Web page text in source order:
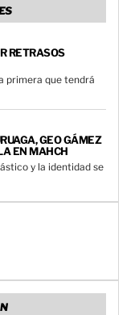
RETRASOS
primera que tendrá
GEO GÁMEZ
EN MAHCH
y la identidad se